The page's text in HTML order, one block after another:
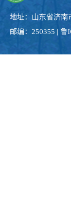
地址：山东省济南
邮编：250355 | 鲁